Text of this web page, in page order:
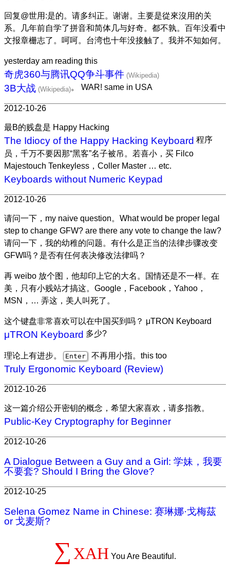
回复@世用:是的。请多纠正。谢谢。主要是從來沒用的关
系。几年前自学了拼音和简体几与好奇。都不孰。百年没看中
文报章栅志了。呵呵。台湾也十年没接触了。我并不知如何。
yesterday am reading this
奇虎360与腾讯QQ争斗事件
3B大战
。 WAR! same in USA
2012-10-26
最B的贱盘是 Happy Hacking
The Idiocy of the Happy Hacking Keyboard 程序
员，千万不要因那“黑客”名子被吊。若喜小，买 Filco
Majestouch Tenkeyless，Coller Master … etc.
Keyboards without Numeric Keypad
2012-10-26
请问一下，my naive question。What would be proper legal
step to change GFW? are there any vote to change the law?
请问一下，我的幼稚的问题。有什么是正当的法律步骤改变
GFW吗？是否有任何表决修改法律吗？
再 weibo 放个图，他却印上它的大名。国情还是不一样。在
美，只有小贱站才搞这。Google，Facebook，Yahoo，
MSN，… 弄这，美人叫死了。
这个键盘非常喜欢可以在中国买到吗？ μTRON Keyboard
μTRON Keyboard 多少?
理论上有进步。 Enter 不再用小指。this too
Truly Ergonomic Keyboard (Review)
2012-10-26
这一篇介绍公开密钥的概念，希望大家喜欢，请多指教。
Public-Key Cryptography for Beginner
2012-10-26
A Dialogue Between a Guy and a Girl: 学妹，我要
不要套? Should I Bring the Glove?
2012-10-25
Selena Gomez Name in Chinese: 赛琳娜·戈梅茲
or 戈麦斯?
∑ XAH You Are Beautiful.